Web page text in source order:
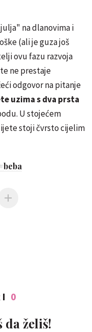
na dlanovima i
(ali je guza još
ovu fazu razvoja
ne prestaje
odgovor na pitanje
uzima s dva prsta
U stojećem
stoji čvrsto cijelim
beba
0
da želiš!